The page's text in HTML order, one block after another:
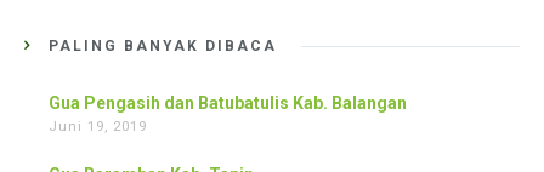
PALING BANYAK DIBACA
Gua Pengasih dan Batubatulis Kab. Balangan
Juni 19, 2019